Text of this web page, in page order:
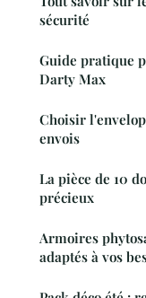
sécurité
Guide pratique
Darty Max
Choisir
envois
La pièce de 10
précieux
Armoires
adaptés à vos